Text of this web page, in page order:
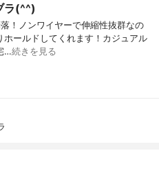
ラ(^^)
！ノンワイヤーで伸縮性抜群なの
ールドしてくれます！カジュアル
…続きを見る